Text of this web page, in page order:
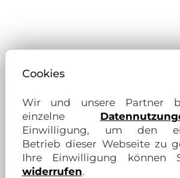
Urlaub im Nationalpark
Willkommen im Herzen
Nationalpark Harz
UnsereFewos bei Brocken
unbefristet angemietet
Ferienwohnung in Schierke
B. mit Balkon und
Nationalpark, in
Cookies
Wir und unsere Partner
einzelne
Einwilligung, um den
Betrieb dieser Webseite zu
Ihre Einwilligung können
widerrufen.